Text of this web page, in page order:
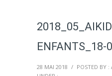
ENFANTS_18-
28 MAI 2018 / POSTED BY :